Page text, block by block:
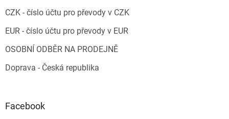
CZK - číslo účtu pro převody v CZK
EUR - číslo účtu pro převody v EUR
OSOBNÍ ODBĚR NA PRODEJNĚ
Doprava - Česká republika
Facebook